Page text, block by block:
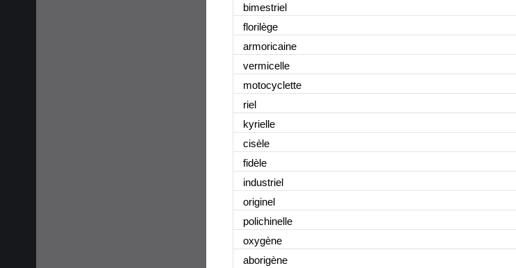
bimestriel
florilège
armoricaine
vermicelle
motocyclette
riel
kyrielle
cisèle
fidèle
industriel
originel
polichinelle
oxygène
aborigène